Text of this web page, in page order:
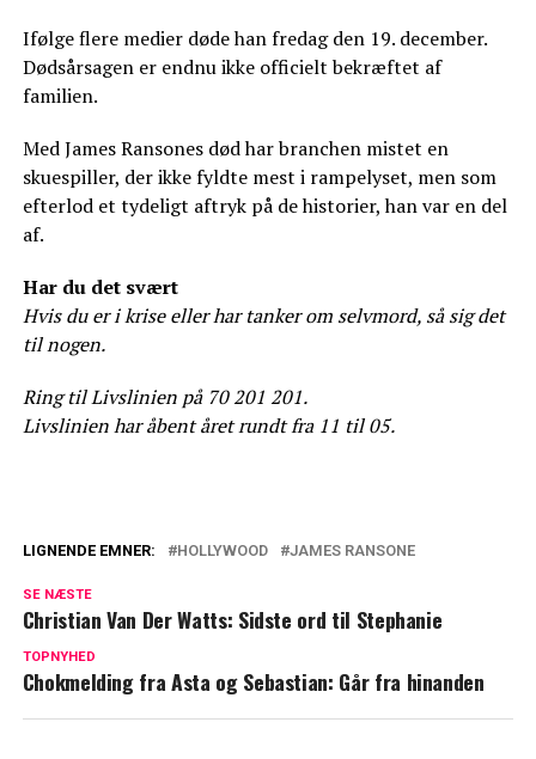
Ifølge flere medier døde han fredag den 19. december.
Dødsårsagen er endnu ikke officielt bekræftet af
familien.
Med James Ransones død har branchen mistet en
skuespiller, der ikke fyldte mest i rampelyset, men som
efterlod et tydeligt aftryk på de historier, han var en del
af.
Har du det svært
Hvis du er i krise eller har tanker om selvmord, så sig det
til nogen.
Ring til Livslinien på 70 201 201.
Livslinien har åbent året rundt fra 11 til 05.
Skuespilleren John Amos er død
LIGNENDE EMNER: HOLLYWOOD JAMES RANSONE
SE NÆSTE
Christian Van Der Watts: Sidste ord til Stephanie
TOPNYHED
Chokmelding fra Asta og Sebastian: Går fra hinanden